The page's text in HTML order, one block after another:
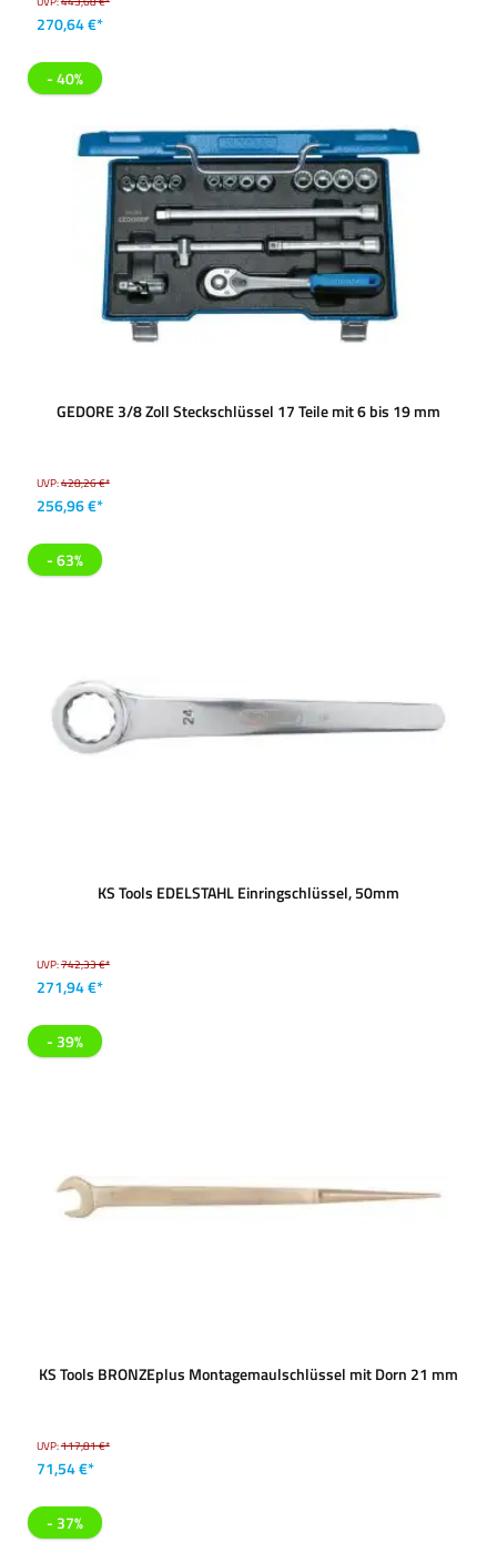
270,64 €*
- 40%
GEDORE 3/8 Zoll Steckschlüssel 17 Teile mit 6 bis 19 mm
UVP:428,26 €*
256,96 €*
- 63%
KS Tools EDELSTAHL Einringschlüssel, 50mm
UVP:742,33 €*
271,94 €*
- 39%
KS Tools BRONZEplus Montagemaulschlüssel mit Dorn 21 mm
UVP:117,81 €*
71,54 €*
- 37%